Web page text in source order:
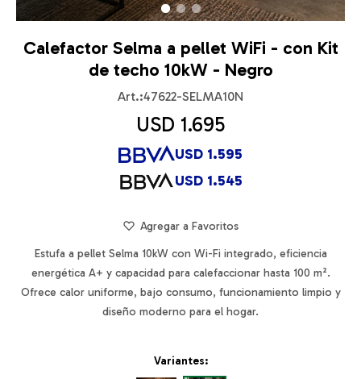
Calefactor Selma a pellet WiFi - con Kit
de techo 10kW - Negro
47622-SELMA10N
USD 1.695
USD 1.545
USD 1.595
Estufa a pellet Selma 10kW con Wi-Fi integrado, eficiencia
energética A+ y capacidad para calefaccionar hasta 100 m².
Ofrece calor uniforme, bajo consumo, funcionamiento limpio y
diseño moderno para el hogar.
Variantes: